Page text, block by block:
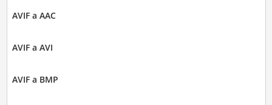
AVIF a AAC
AVIF a AVI
AVIF a BMP